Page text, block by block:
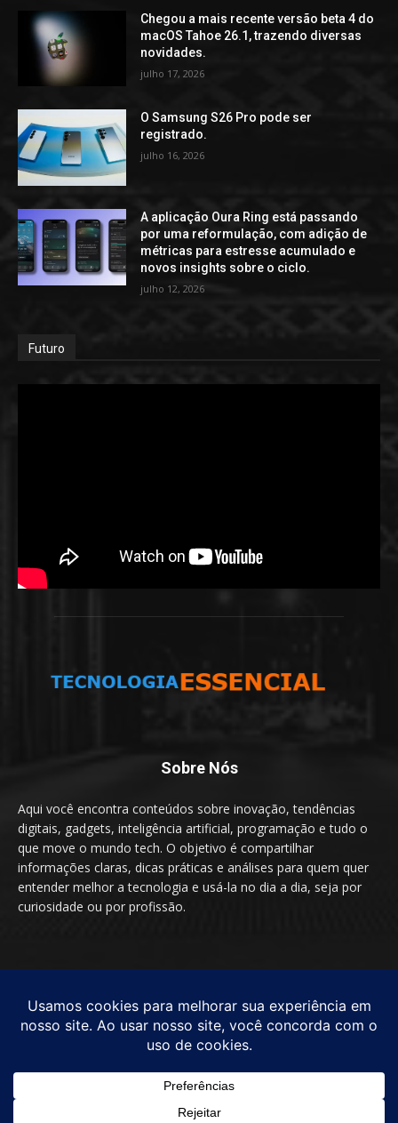
Chegou a mais recente versão beta 4 do
macOS Tahoe 26.1, trazendo diversas
novidades.
julho 17, 2026
O Samsung S26 Pro pode ser
registrado.
julho 16, 2026
A aplicação Oura Ring está passando
por uma reformulação, com adição de
métricas para estresse acumulado e
novos insights sobre o ciclo.
julho 12, 2026
Futuro
Sobre Nós
Aqui você encontra conteúdos sobre inovação, tendências
digitais, gadgets, inteligência artificial, programação e tudo o
que move o mundo tech. O objetivo é compartilhar
informações claras, dicas práticas e análises para quem quer
entender melhor a tecnologia e usá-la no dia a dia, seja por
curiosidade ou por profissão.